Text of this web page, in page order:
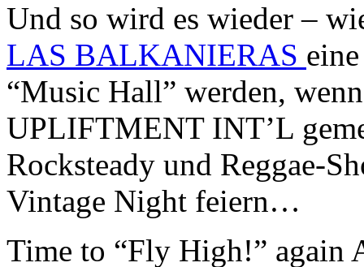
Und so wird es wieder –
LAS BALKANIERAS
“Music Hall” werden,
UPLIFTMENT INT’L
Rocksteady und Reggae-
Vintage Night feiern…
Time to “Fly High!” again